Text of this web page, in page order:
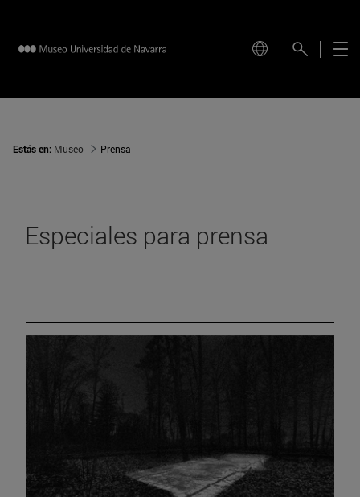
Estás en: Museo Prensa
Especiales para prensa